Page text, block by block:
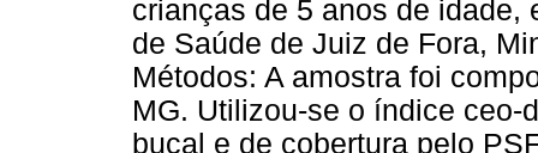
crianças de 5 anos de idade,
de Saúde de Juiz de Fora,
Métodos: A amostra foi
MG. Utilizou-se o índice ceo-
bucal e de cobertura pelo